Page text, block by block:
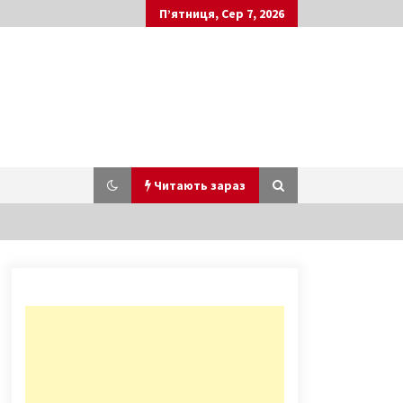
П’ятниця, Сер 7, 2026
Читають зараз